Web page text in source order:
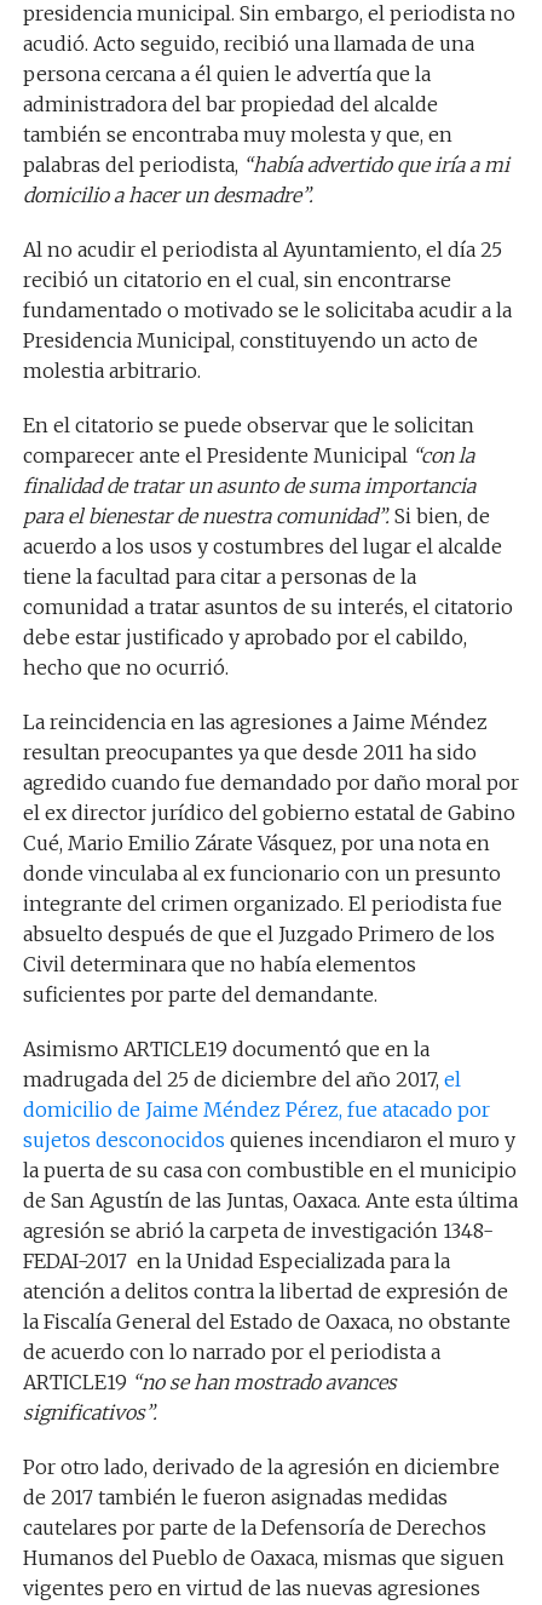
presidencia municipal. Sin embargo, el periodista no
acudió. Acto seguido, recibió una llamada de una
persona cercana a él quien le advertía que la
administradora del bar propiedad del alcalde
también se encontraba muy molesta y que, en
palabras del periodista, “había advertido que iría a mi
domicilio a hacer un desmadre”.
Al no acudir el periodista al Ayuntamiento, el día 25
recibió un citatorio en el cual, sin encontrarse
fundamentado o motivado se le solicitaba acudir a la
Presidencia Municipal, constituyendo un acto de
molestia arbitrario.
En el citatorio se puede observar que le solicitan
comparecer ante el Presidente Municipal “con la
finalidad de tratar un asunto de suma importancia
para el bienestar de nuestra comunidad”.Si bien, de
acuerdo a los usos y costumbres del lugar el alcalde
tiene la facultad para citar a personas de la
comunidad a tratar asuntos de su interés, el citatorio
debe estar justificado y aprobado por el cabildo,
hecho que no ocurrió.
La reincidencia en las agresiones a Jaime Méndez
resultan preocupantes ya que desde 2011 ha sido
agredido cuando fue demandado por daño moral por
el ex director jurídico del gobierno estatal de Gabino
Cué, Mario Emilio Zárate Vásquez, por una nota en
donde vinculaba al ex funcionario con un presunto
integrante del crimen organizado. El periodista fue
absuelto después de que el Juzgado Primero de los
Civil determinara que no había elementos
suficientes por parte del demandante.
Asimismo ARTICLE19 documentó que en la
madrugada del 25 de diciembre del año 2017,el
domicilio de Jaime Méndez Pérez, fue atacado por
sujetos desconocidos quienes incendiaron el muro y
la puerta de su casa con combustible en el municipio
de San Agustín de las Juntas, Oaxaca. Ante esta última
agresión se abrió la carpeta de investigación 1348-
FEDAI-2017 en la Unidad Especializada para la
atención a delitos contra la libertad de expresión de
la Fiscalía General del Estado de Oaxaca, no obstante
de acuerdo con lo narrado por el periodista a
ARTICLE19 “no se han mostrado avances
significativos”.
Por otro lado, derivado de la agresión en diciembre
de 2017 también le fueron asignadas medidas
cautelares por parte de la Defensoría de Derechos
Humanos del Pueblo de Oaxaca, mismas que siguen
vigentes pero en virtud de las nuevas agresiones